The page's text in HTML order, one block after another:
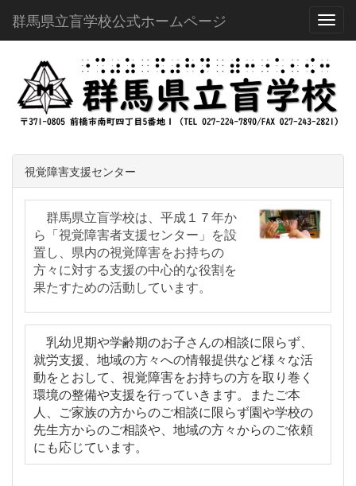
群馬県立盲学校公式ホームページ
視覚障害支援センター
群馬県立盲学校は、平成１７年か
ら「視覚障害者支援センター」を設
置し、 県内の視覚障害をお持ちの
方々に対する支援の中心的な役割を
果たすための活動しています。
乳幼児期や学齢期のお子さんの相談に限らず、
就労支援、地域の方々への情報提供など様々な活
動をとおして、視覚障害をお持ちの方を取り巻く
環境の整備や支援を行っていきます。またご本
人、ご家族の方からのご相談に限らず園や学校の
先生方からのご相談や、地域の方々からのご依頼
にも応じています。